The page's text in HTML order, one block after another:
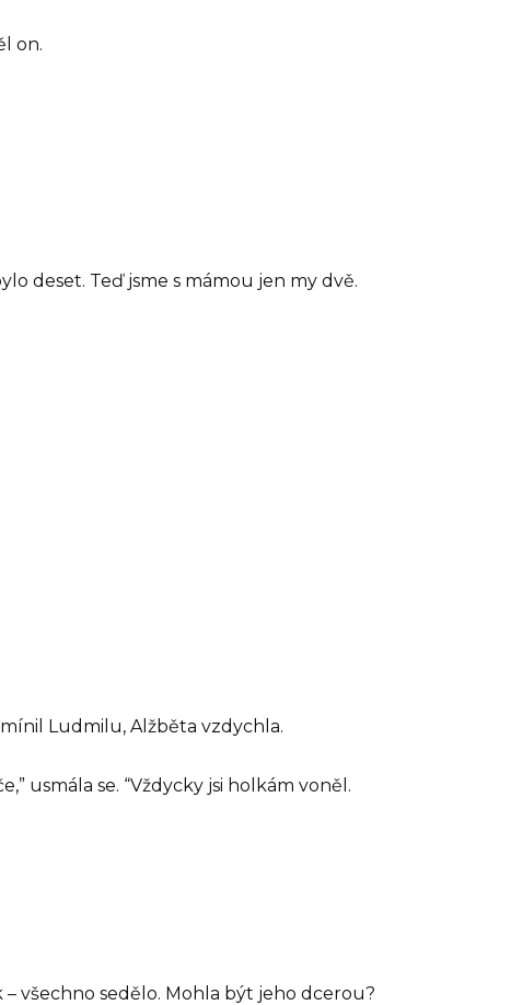
on.
deset. Teď jsme s mámou jen my dvě.
Ludmilu, Alžběta vzdychla.
usmála se. “Vždycky jsi holkám voněl.
– všechno sedělo. Mohla být jeho dcerou?